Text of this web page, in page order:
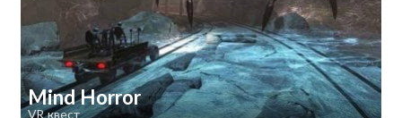
Mind Horror
VR квест